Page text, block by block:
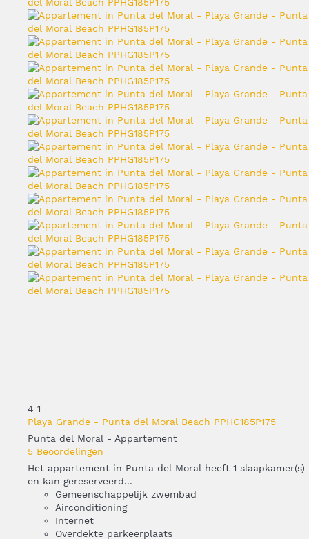
4 1
Playa Grande - Punta del Moral Beach PPHG185P175
Punta del Moral - Appartement
5 Beoordelingen
Het appartement in Punta del Moral heeft 1 slaapkamer(s)
en kan gereserveerd...
Gemeenschappelijk zwembad
Airconditioning
Internet
Overdekte parkeerplaats